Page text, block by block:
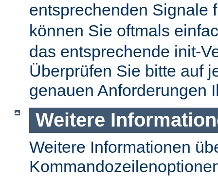
entsprechenden Signale
können Sie oftmals
das entsprechende init-
Überprüfen Sie bitte auf
genauen Anforderungen
Weitere
Weitere Informationen